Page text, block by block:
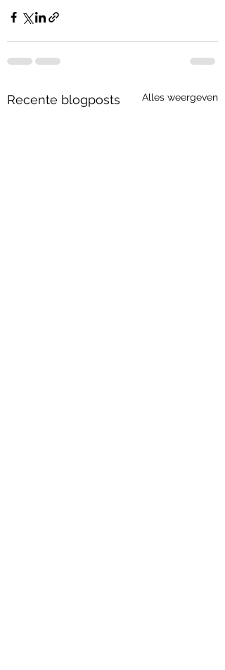
Recente blogposts Alles weergeven